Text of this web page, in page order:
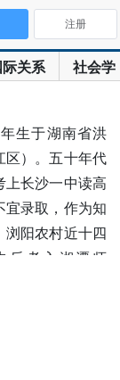
关系 社会学
注册
生于湖南省洪
区）。五十年代
长沙一中读高
录取，作为知
阳农村近十四
后考入湘潭师
获文学硕士学
汉大学文学院
禅》、《近代
和论文随笔若